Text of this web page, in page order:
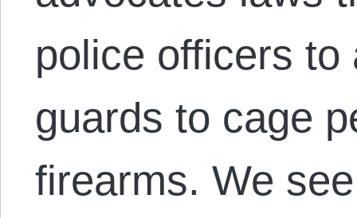
police officers
guards to cage
firearms. We